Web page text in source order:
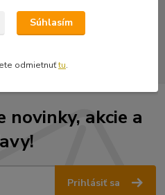
novinky, akcie a
Prihlásiť sa
Súhlasím
odmietnuťtu.